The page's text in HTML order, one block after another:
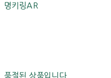
명키링AR
품절된 상품입니다.